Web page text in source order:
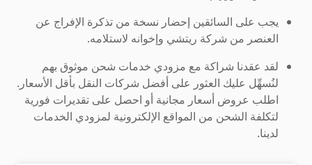
يجب على السائقين إحضار نسخة من تذكرة الإفراج عن
العنصر من شركة ريتشي وإخوانه لاستلامه.
لقد عقدنا شراكة مع مزودي خدمات شحن موثوق بهم
لنُسهِّل عليك العثور على أفضل شركات النقل بأقل الأسعار.
اطلب عروض أسعار مجانية أو احصل على تقديرات فورية
لتكلفة الشحن من المواقع الإلكترونية لمزودي الخدمات
لدينا.